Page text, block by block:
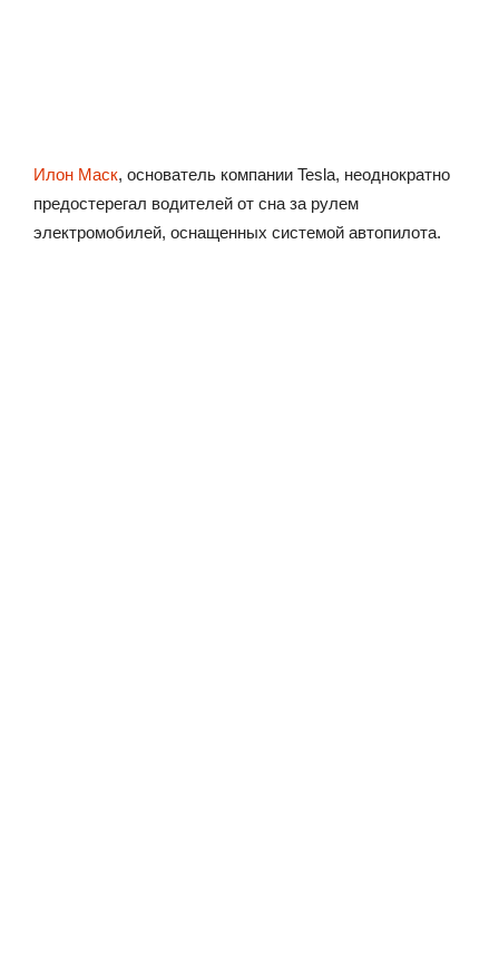
Илон Маск, основатель компании Tesla, неоднократно
предостерегал водителей от сна за рулем
электромобилей, оснащенных системой автопилота.